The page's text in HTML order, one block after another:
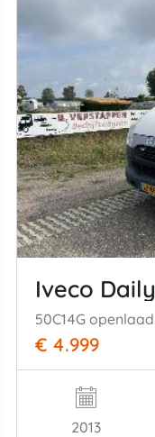
Iveco Daily
€ 4.999
2013